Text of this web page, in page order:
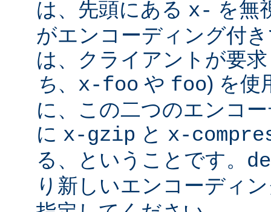
は、先頭にある x- を無
がエンコーディング付
は、クライアントが要
ち、 x-foo や foo) を使
に、この二つのエンコ
に x-gzip と x-
る、ということです。
り新しいエンコーディ